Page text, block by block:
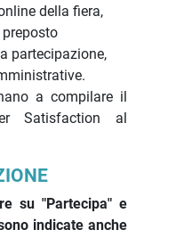
della fiera,
partecipazione,
a compilare il
Satisfaction al
su "Partecipa" e
indicate anche